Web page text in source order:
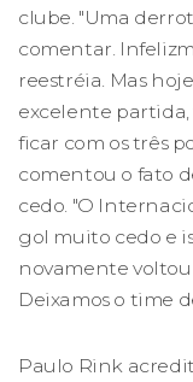
clube. "Uma
comentar.
reestréia. Mas
excelente
ficar com os três
comentou o fato
cedo. "O
gol muito cedo e
novamente
Deixamos o time
Paulo Rink